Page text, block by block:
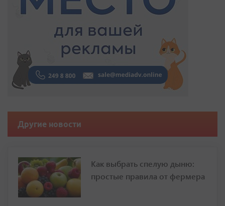
Другие новости
Как выбрать спелую дыню:
простые правила от фермера